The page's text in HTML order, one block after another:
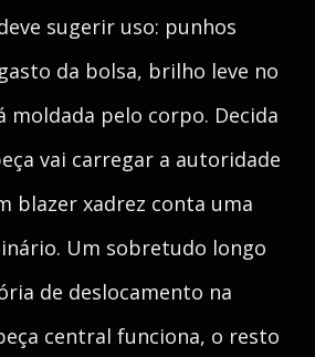
sugerir uso: punhos
da bolsa, brilho leve no
moldada pelo corpo. Decida
vai carregar a autoridade
blazer xadrez conta uma
Um sobretudo longo
de deslocamento na
central funciona, o resto